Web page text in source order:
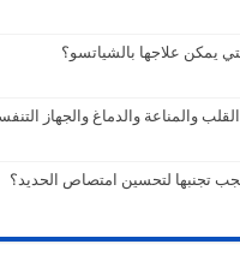
يمكن علاجها بالشياتسو؟
والمناعة والدماغ والجهاز
تجنبها لتحسين امتصاص الحديد؟